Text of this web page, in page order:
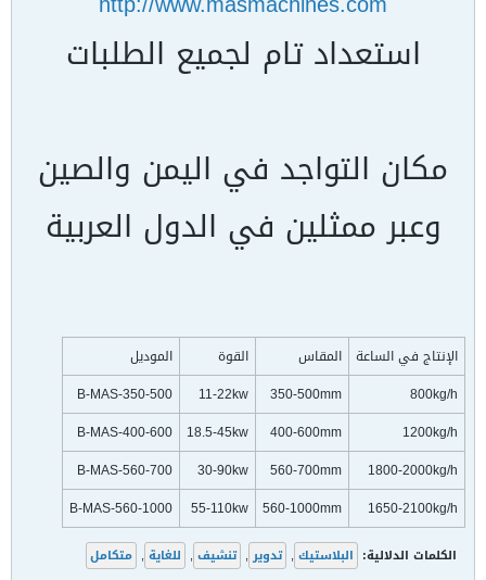
استعداد تام لجميع الطلبات
مكان التواجد في اليمن والصين
وعبر ممثلين في الدول العربية
الإنتاج في الساعة المقاس القوة
الموديل
800kg/h
350-500mm
11-22kw
B-MAS-350-500
1200kg/h
400-600mm
18.5-45kw
B-MAS-400-600
1800-2000kg/h
560-700mm
30-90kw
B-MAS-560-700
1650-2100kg/h
560-1000mm
55-110kw
B-MAS-560-1000
الكلمات الدلالية: البلاستيك , تدوير , تنشيف , للغاية , متكامل